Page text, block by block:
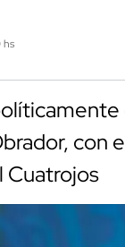
hs
con
Cuatrojos